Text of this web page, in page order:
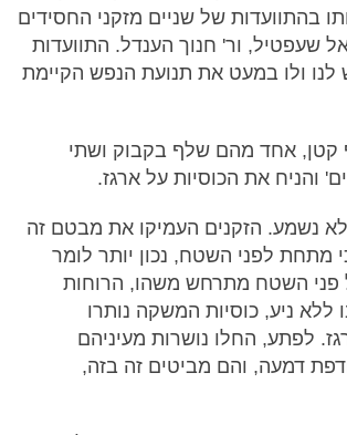
בהתוועדות של שניים מזקני החסידים
שעפטיל, ור' חנוך הענדל. התוועדות
לנו ולו במעט את תנועת הנפש הקיימת
קטן, אחד מהם שלף בקבוק ושתי
והניח את הכוסיות על ארגז.
נשמע. הזקנים העמיקו את מבטם זה
מתחת לפני השטח, נכון יותר לומר
השטח מתרחש משהו, הרוחות
ללא ניע, כוסיות המשקה נותרו
לפתע, החלו נושרות מעיניהם
דמעה, והם מביטים זה בזה,